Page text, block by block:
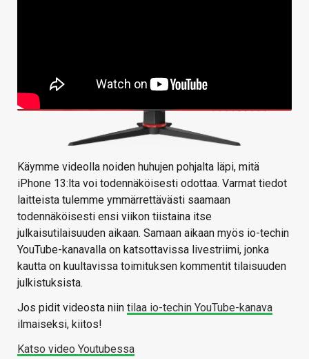
Käymme videolla noiden huhujen pohjalta läpi, mitä
iPhone 13:lta voi todennäköisesti odottaa. Varmat tiedot
laitteista tulemme ymmärrettävästi saamaan
todennäköisesti ensi viikon tiistaina itse
julkaisutilaisuuden aikaan. Samaan aikaan myös io-techin
YouTube-kanavalla on katsottavissa livestriimi, jonka
kautta on kuultavissa toimituksen kommentit tilaisuuden
julkistuksista.
Jos pidit videosta niin tilaa io-techin YouTube-kanava
ilmaiseksi, kiitos!
Katso video Youtubessa